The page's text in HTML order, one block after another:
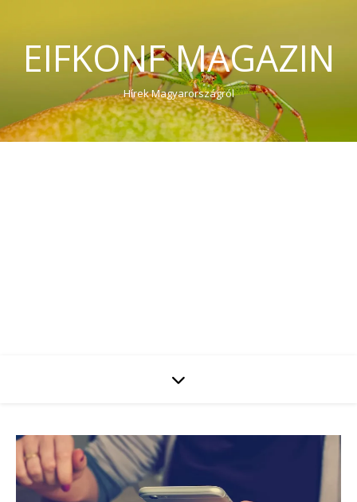
EIFKONF MAGAZIN
Hírek Magyarországról